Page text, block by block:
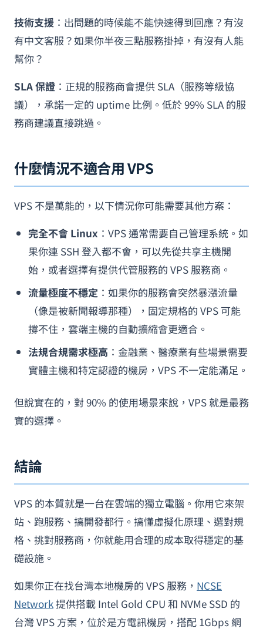
技術支援 ：出問題的時候能不能快速得到回應？有沒
有中文客服？如果你半夜三點服務掛掉，有沒有人能
幫你？
SLA 保證 ：正規的服務商會提供 SLA（服務等級協
議），承諾一定的 uptime 比例。低於 99% SLA 的服
務商建議直接跳過。
什麼情況不適合用 VPS
VPS 不是萬能的，以下情況你可能需要其他方案：
完全不會 Linux ：VPS 通常需要自己管理系統。如
果你連 SSH 登入都不會，可以先從共享主機開
始，或者選擇有提供代管服務的 VPS 服務商。
流量極度不穩定 ：如果你的服務會突然暴漲流量
（像是被新聞報導那種），固定規格的 VPS 可能
撐不住，雲端主機的自動擴縮會更適合。
法規合規需求極高 ：金融業、醫療業有些場景需要
實體主機和特定認證的機房，VPS 不一定能滿足。
但說實在的，對 90% 的使用場景來說，VPS 就是最務
實的選擇。
結論
VPS 的本質就是一台在雲端的獨立電腦。你用它來架
站、跑服務、搞開發都行。搞懂虛擬化原理、選對規
格、挑對服務商，你就能用合理的成本取得穩定的基
礎設施。
如果你正在找台灣本地機房的 VPS 服務， NCSE
Network提供搭載 Intel Gold CPU 和 NVMe SSD 的
台灣 VPS 方案，位於是方電訊機房，搭配 1Gbps 網